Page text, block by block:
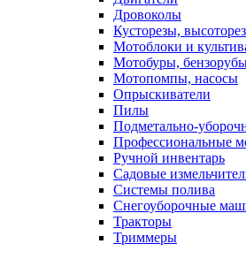
Дровоколы
Кусторезы,
Мотоблоки и
Мотобуры,
Мотопомпы, насосы
Опрыскиватели
Пилы
Подметально-
Профессиональные
Ручной инвентарь
Садовые
Системы полива
Снегоуборочные
Тракторы
Триммеры